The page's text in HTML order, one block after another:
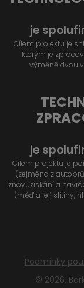
je
Cílem projektu je
kterým je
výměně dvou
je
Cílem projektu je
(zejména z
znovuzískání a
(měď a její slitiny,
© 2026,
Podmínky